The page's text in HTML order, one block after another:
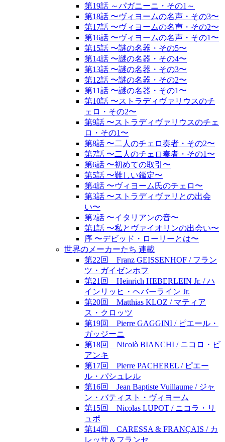
第19話 ～パガニーニ・その1～
第18話 〜ヴィヨームの名声・その3〜
第17話 〜ヴィヨームの名声・その2〜
第16話 〜ヴィヨームの名声・その1〜
第15話 〜謎の名器・その5〜
第14話 〜謎の名器・その4〜
第13話 〜謎の名器・その3〜
第12話 〜謎の名器・その2〜
第11話 〜謎の名器・その1〜
第10話 〜ストラディヴァリウスのチ
ェロ・その2〜
第9話 〜ストラディヴァリウスのチェ
ロ・その1〜
第8話 〜二人のチェロ奏者・その2〜
第7話 〜二人のチェロ奏者・その1〜
第6話 〜初めての取引〜
第5話 〜難しい鑑定〜
第4話 〜ヴィヨーム氏のチェロ〜
第3話 〜ストラディヴァリとの出会
い〜
第2話 〜イタリアンの音〜
第1話 〜私とヴァイオリンの出会い〜
序 〜デビッド・ローリーとは〜
世界のメーカーたち 連載
第22回 Franz GEISSENHOF / フラン
ツ・ガイゼンホフ
第21回 Heinrich HEBERLEIN Jr. / ハ
インリッヒ・ヘバーライン Jr.
第20回 Matthias KLOZ / マティア
ス・クロッツ
第19回 Pierre GAGGINI / ピエール・
ガッジーニ
第18回 Nicolò BIANCHI / ニコロ・ビ
アンキ
第17回 Pierre PACHEREL / ピエー
ル・パシュレル
第16回 Jean Baptiste Vuillaume / ジャ
ン・バティスト・ヴィヨーム
第15回 Nicolas LUPOT / ニコラ・リ
ュポ
第14回 CARESSA & FRANÇAIS / カ
レッサ＆フランセ